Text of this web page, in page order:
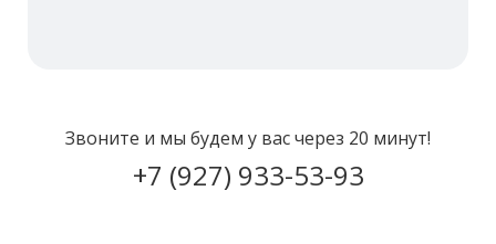
Звоните и мы будем у вас через 20 минут!
+7 (927) 933-53-93